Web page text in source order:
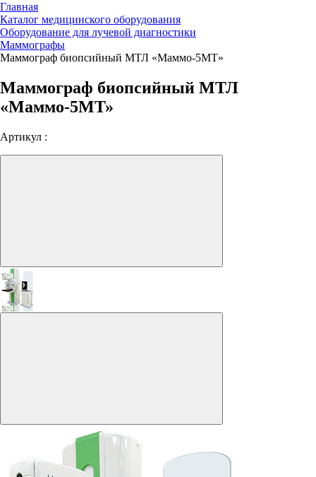
Главная
Каталог медицинского оборудования
Оборудование для лучевой диагностики
Маммографы
Маммограф биопсийный МТЛ «Маммо-5МТ»
Маммограф биопсийный МТЛ
«Маммо-5МТ»
Артикул :